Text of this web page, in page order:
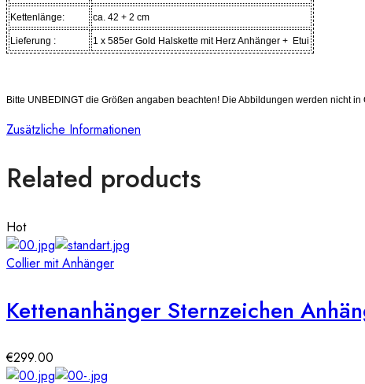
Kettenlänge: ca. 42 + 2 cm
Lieferung : 1 x 585er Gold Halskette mit Herz Anhänger + Etui
Bitte UNBEDINGT die Größen angaben beachten! Die Abbildungen werden nicht in
Zusätzliche Informationen
Related products
Hot
Collier mit Anhänger
Kettenanhänger Sternzeichen
€299.00